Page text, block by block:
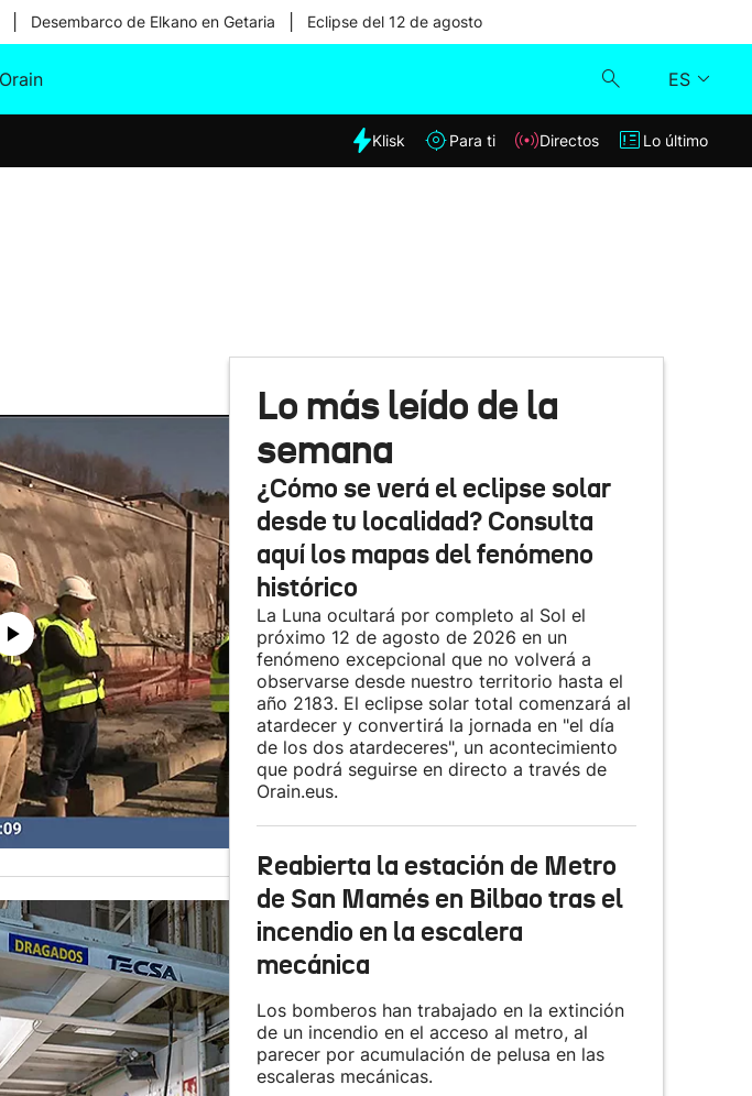
Desembarco de Elkano en Getaria Eclipse del 12 de agosto
ES
Klisk
Lo último
Klisk Para ti Directos Lo último
Lo más leído de la
semana
¿Cómo se verá el eclipse solar
desde tu localidad? Consulta
aquí los mapas del fenómeno
histórico
La Luna ocultará por completo al Sol el
próximo 12 de agosto de 2026 en un
fenómeno excepcional que no volverá a
observarse desde nuestro territorio hasta el
año 2183. El eclipse solar total comenzará al
atardecer y convertirá la jornada en "el día
de los dos atardeceres", un acontecimiento
que podrá seguirse en directo a través de
Orain.eus.
Reabierta la estación de Metro
de San Mamés en Bilbao tras el
incendio en la escalera
mecánica
Los bomberos han trabajado en la extinción
de un incendio en el acceso al metro, al
parecer por acumulación de pelusa en las
escaleras mecánicas.